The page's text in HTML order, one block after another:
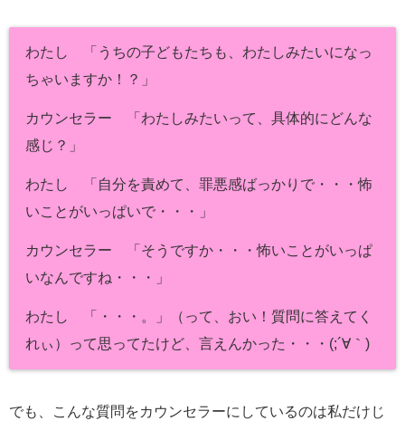
わたし 「うちの子どもたちも、わたしみたいになっ
ちゃいますか！？」
カウンセラー 「わたしみたいって、具体的にどんな
感じ？」
わたし 「自分を責めて、罪悪感ばっかりで・・・怖
いことがいっぱいで・・・」
カウンセラー 「そうですか・・・怖いことがいっぱ
いなんですね・・・」
わたし 「・・・。」（って、おい！質問に答えてく
れぃ）って思ってたけど、言えんかった・・・(;´∀｀)
でも、こんな質問をカウンセラーにしているのは私だけじ